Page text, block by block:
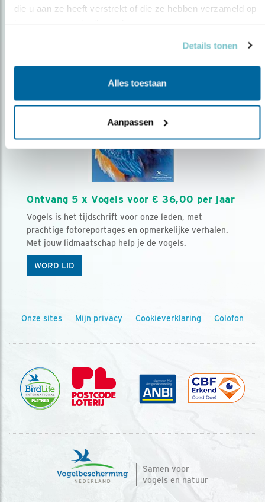
die u aan ze heeft verstrekt of die ze hebben verzameld op
Details tonen
Alles toestaan
Aanpassen
Ontvang 5 x Vogels voor € 36,00 per jaar
Vogels is het tijdschrift voor onze leden, met
prachtige fotoreportages en opmerkelijke verhalen.
Met jouw lidmaatschap help je de vogels.
WORD LID
Onze sites Mijn privacy Cookieverklaring Colofon
Samen voor
vogels en natuur